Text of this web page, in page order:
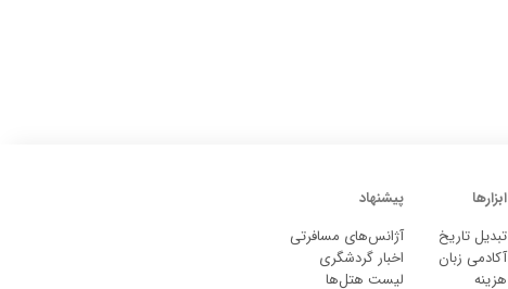
ابزارها
تبدیل تاریخ
آکادمی زبان
هزینه
پیشنهاد
آژانس‌های مسافرتی
اخبار گردشگری
لیست هتل‌ها